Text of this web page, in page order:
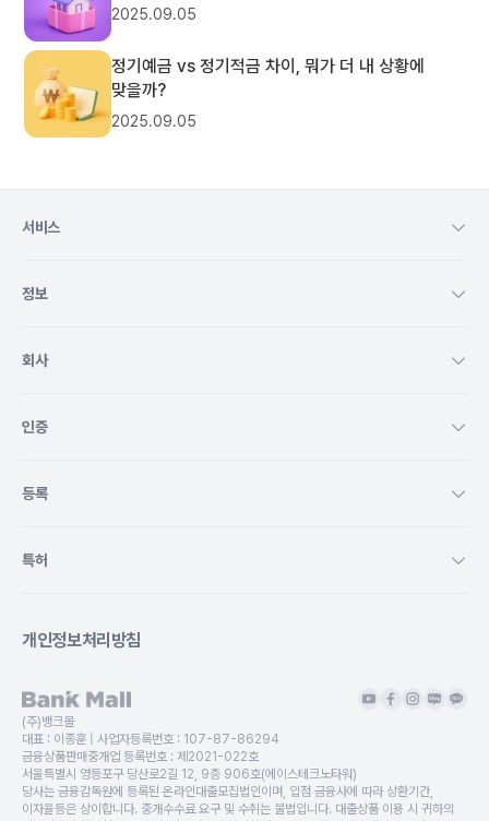
2025.09.05
정기예금 vs 정기적금 차이, 뭐가 더 내 상황에
맞을까?
2025.09.05
서비스
정보
회사
인증
등록
특허
개인정보처리방침
(주)뱅크몰
대표 : 이종훈 | 사업자등록번호 : 107-87-86294
금융상품판매중개업 등록번호 : 제2021-022호
서울특별시 영등포구 당산로2길 12, 9층 906호(에이스테크노타워)
당사는 금융감독원에 등록된 온라인대출모집법인이며, 입점 금융사에 따라 상환기간,
이자율등은 상이합니다. 중개수수료 요구 및 수취는 불법입니다. 대출상품 이용 시 귀하의